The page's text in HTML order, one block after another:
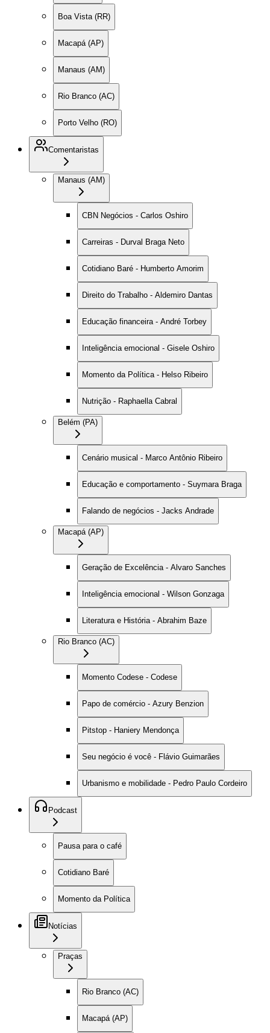
Boa Vista (RR)
Macapá (AP)
Manaus (AM)
Rio Branco (AC)
Porto Velho (RO)
Comentaristas
Manaus (AM)
CBN Negócios - Carlos Oshiro
Carreiras - Durval Braga Neto
Cotidiano Baré - Humberto Amorim
Direito do Trabalho - Aldemiro Dantas
Educação financeira - André Torbey
Inteligência emocional - Gisele Oshiro
Momento da Política - Helso Ribeiro
Nutrição - Raphaella Cabral
Belém (PA)
Cenário musical - Marco Antônio Ribeiro
Educação e comportamento - Suymara Braga
Falando de negócios - Jacks Andrade
Macapá (AP)
Geração de Excelência - Alvaro Sanches
Inteligência emocional - Wilson Gonzaga
Literatura e História - Abrahim Baze
Rio Branco (AC)
Momento Codese - Codese
Papo de comércio - Azury Benzion
Pitstop - Haniery Mendonça
Seu negócio é você - Flávio Guimarães
Urbanismo e mobilidade - Pedro Paulo Cordeiro
Podcast
Pausa para o café
Cotidiano Baré
Momento da Política
Notícias
Praças
Rio Branco (AC)
Macapá (AP)